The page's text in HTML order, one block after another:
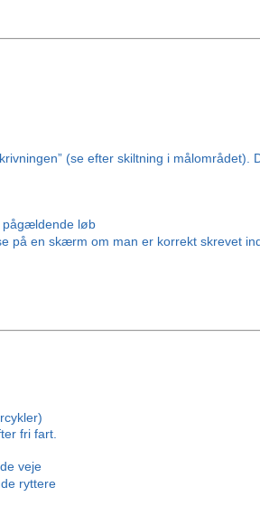
(se efter skiltning i
pågældende løb
på en skærm om man er korrekt skrevet
fri fart.
veje
ryttere